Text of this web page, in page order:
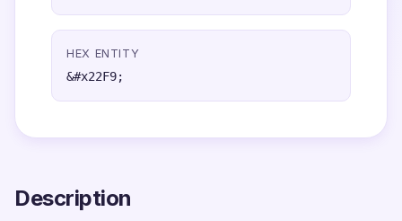
HEX ENTITY
&#x22F9;
Description